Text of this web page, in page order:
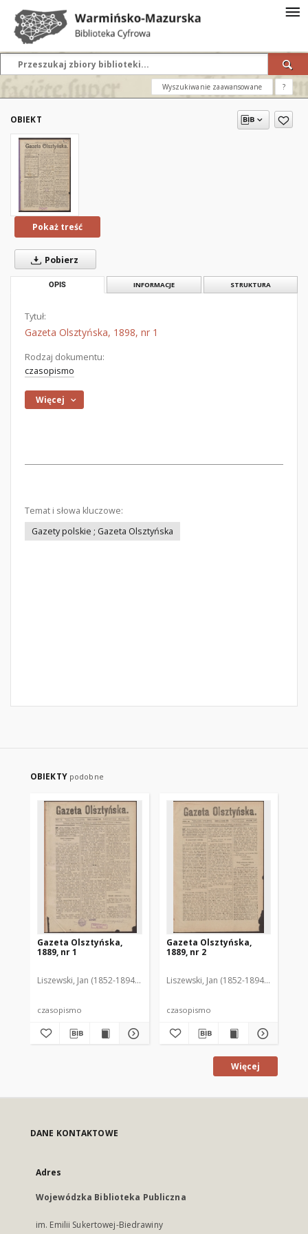
Wyszukiwanie zaawansowane ?
OBIEKT
Pokaż treść
Pobierz
OPIS INFORMACJE STRUKTURA
Tytuł:
Gazeta Olsztyńska, 1898, nr 1
Rodzaj dokumentu:
czasopismo
Więcej
Temat i słowa kluczowe:
Gazety polskie ; Gazeta Olsztyńska
OBIEKTY podobne
Gazeta Olsztyńska,
1889, nr 1
Liszewski, Jan (1852-1894). Red.
czasopismo
Gazeta Olsztyńska,
1889, nr 2
Liszewski, Jan (1852-1894). Red.
czasopismo
Więcej
DANE KONTAKTOWE
Adres
Wojewódzka Biblioteka Publiczna
im. Emilii Sukertowej-Biedrawiny